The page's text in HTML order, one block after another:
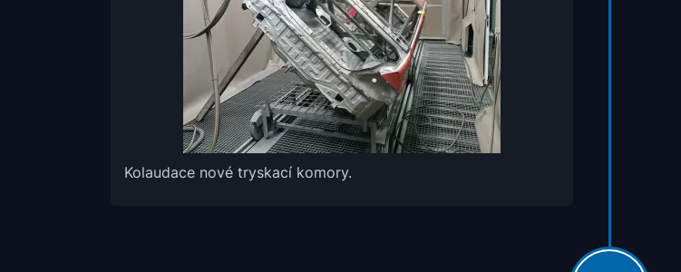
Kolaudace nové tryskací komory.